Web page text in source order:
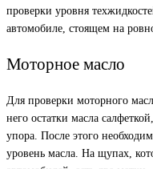
проверки уровня
автомобиле, стоящем на
Моторное масло
Для проверки моторного
него остатки масла
упора. После этого
уровень масла. На щупах,